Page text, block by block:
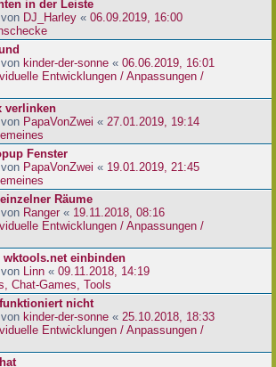
in der Leiste
DJ_Harley « 06.09.2019, 16:00
kinder-der-sonne « 06.06.2019, 16:01
Entwicklungen / Anpassungen /
verlinken
PapaVonZwei « 27.01.2019, 19:14
Fenster
PapaVonZwei « 19.01.2019, 21:45
Räume
Ranger « 19.11.2018, 08:16
Entwicklungen / Anpassungen /
wktools.net einbinden
Linn « 09.11.2018, 14:19
Chat-Games, Tools
nicht
kinder-der-sonne « 25.10.2018, 18:33
Entwicklungen / Anpassungen /